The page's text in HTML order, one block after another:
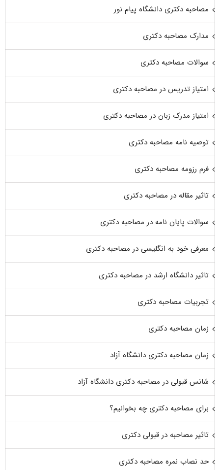
مصاحبه دکتری دانشگاه پیام نور
مدارک مصاحبه دکتری
سوالات مصاحبه دکتری
امتیاز تدریس در مصاحبه دکتری
امتیاز مدرک زبان در مصاحبه دکتری
توصیه نامه مصاحبه دکتری
فرم رزومه مصاحبه دکتری
تاثیر مقاله در مصاحبه دکتری
سوالات پایان نامه در مصاحبه دکتری
معرفی خود به انگلیسی در مصاحبه دکتری
تاثیر دانشگاه ارشد در مصاحبه دکتری
تجربیات مصاحبه دکتری
زمان مصاحبه دکتری
زمان مصاحبه دکتری دانشگاه آزاد
شانس قبولی در مصاحبه دکتری دانشگاه آزاد
برای مصاحبه دکتری چه بخوانیم؟
تاثیر مصاحبه در قبولی دکتری
حد نصاب نمره مصاحبه دکتری